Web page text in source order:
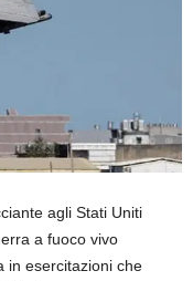
agli Stati Uniti
a fuoco vivo
in esercitazioni che